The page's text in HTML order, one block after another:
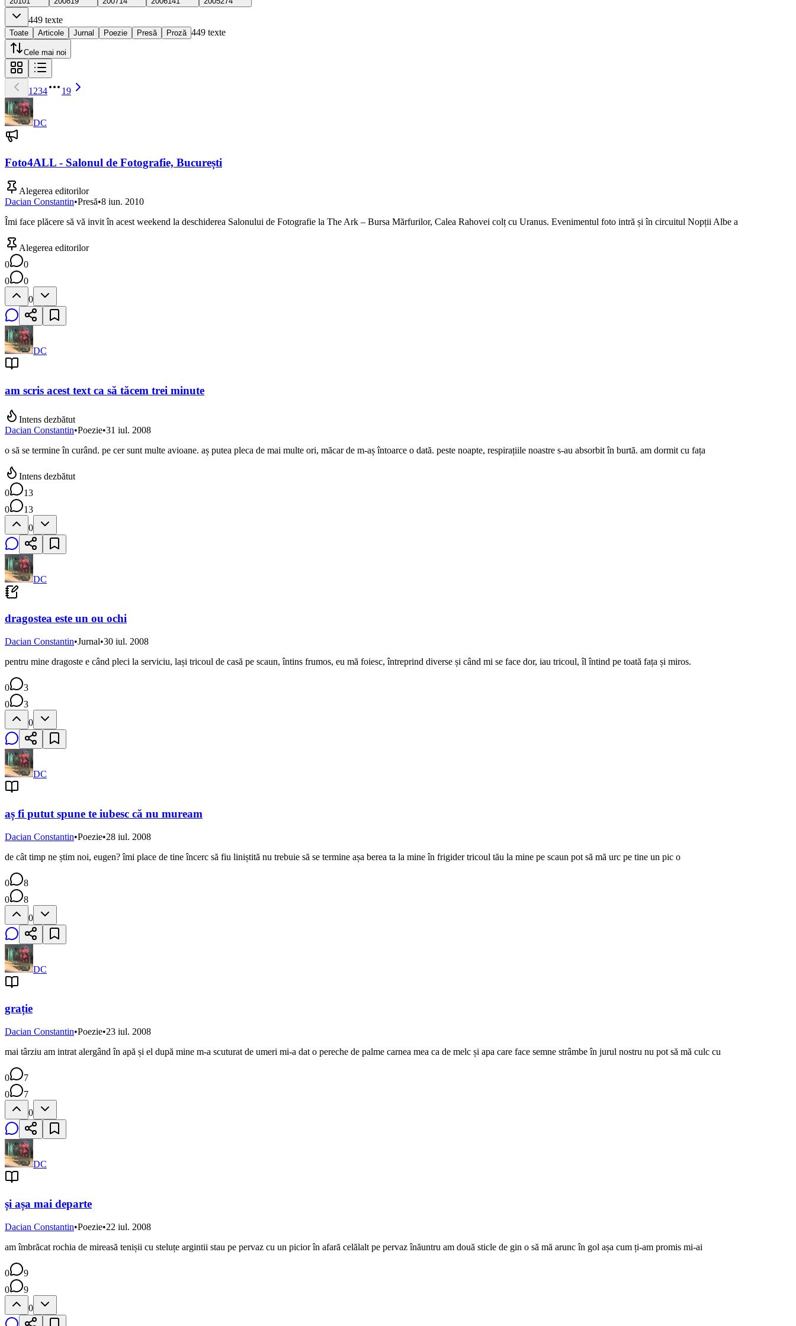
449 texte
Toate Articole Jurnal Poezie Presă Proză 449 texte
Cele mai noi
1 234 19
DC
Foto4ALL - Salonul de Fotografie, București
Alegerea editorilor
Dacian Constantin•Presă•8 iun. 2010
Îmi face plăcere să vă invit în acest weekend la deschiderea Salonului de Fotografie la The Ark – Bursa Mărfurilor, Calea Rahovei colț cu Uranus. Evenimentul foto intră și în circuitul Nopții Albe a
Alegerea editorilor
0
0
0
0
0
DC
am scris acest text ca să tăcem trei minute
Intens dezbătut
Dacian Constantin•Poezie•31 iul. 2008
o să se termine în curând. pe cer sunt multe avioane. aș putea pleca de mai multe ori, măcar de m-aș întoarce o dată. peste noapte, respirațiile noastre s-au absorbit în burtă. am dormit cu fața
Intens dezbătut
0
13
0
13
0
DC
dragostea este un ou ochi
Dacian Constantin•Jurnal•30 iul. 2008
pentru mine dragoste e când pleci la serviciu, lași tricoul de casă pe scaun, întins frumos, eu mă foiesc, întreprind diverse și când mi se face dor, iau tricoul, îl întind pe toată fața și miros.
0
3
0
3
0
DC
aș fi putut spune te iubesc că nu muream
Dacian Constantin•Poezie•28 iul. 2008
de cât timp ne știm noi, eugen? îmi place de tine încerc să fiu liniștită nu trebuie să se termine așa berea ta la mine în frigider tricoul tău la mine pe scaun pot să mă urc pe tine un pic o
0
8
0
8
0
DC
grație
Dacian Constantin•Poezie•23 iul. 2008
mai târziu am intrat alergând în apă și el după mine m-a scuturat de umeri mi-a dat o pereche de palme carnea mea ca de melc și apa care face semne strâmbe în jurul nostru nu pot să mă culc cu
0
7
0
7
0
DC
și așa mai departe
Dacian Constantin•Poezie•22 iul. 2008
am îmbrăcat rochia de mireasă tenișii cu steluțe argintii stau pe pervaz cu un picior în afară celălalt pe pervaz înăuntru am două sticle de gin o să mă arunc în gol așa cum ți-am promis mi-ai
0
9
0
9
0